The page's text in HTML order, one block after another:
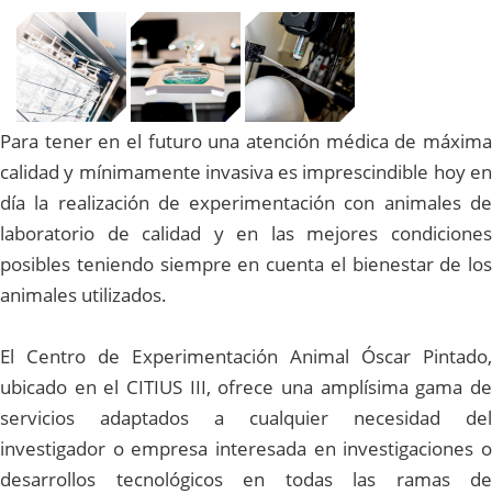
Para tener en el futuro una atención médica de máxima
calidad y mínimamente invasiva es imprescindible hoy en
día la realización de experimentación con animales de
laboratorio de calidad y en las mejores condiciones
posibles teniendo siempre en cuenta el bienestar de los
animales utilizados.
El Centro de Experimentación Animal Óscar Pintado,
ubicado en el CITIUS III, ofrece una amplísima gama de
servicios adaptados a cualquier necesidad del
investigador o empresa interesada en investigaciones o
desarrollos tecnológicos en todas las ramas de